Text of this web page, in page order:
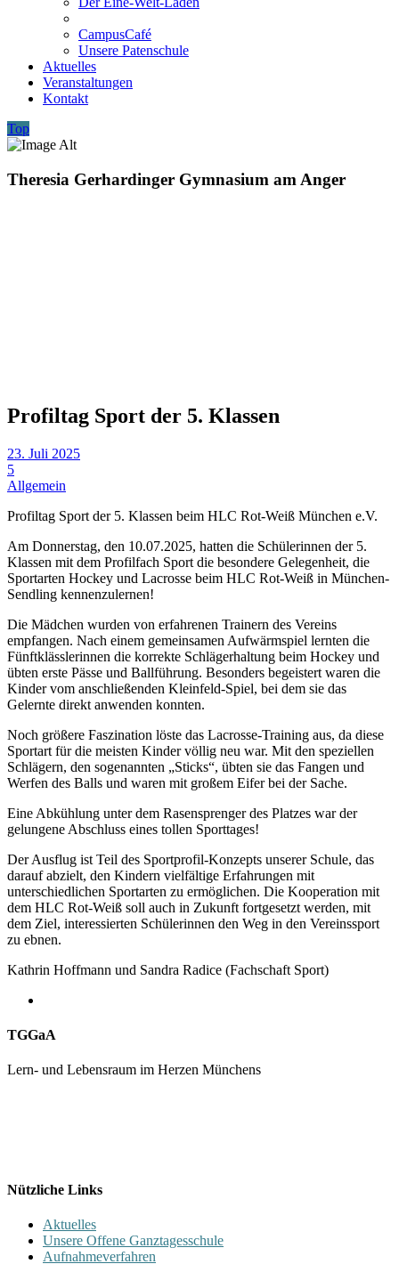
CampusCafé
Unsere Patenschule
Aktuelles
Veranstaltungen
Kontakt
Top
Theresia Gerhardinger Gymnasium am Anger
Profiltag Sport der 5. Klassen
23. Juli 2025
5
Allgemein
Profiltag Sport der 5. Klassen beim HLC Rot-Weiß München e.V.
Am Donnerstag, den 10.07.2025, hatten die Schülerinnen der 5.
Klassen mit dem Profilfach Sport die besondere Gelegenheit, die
Sportarten Hockey und Lacrosse beim HLC Rot-Weiß in München-
Sendling kennenzulernen!
Die Mädchen wurden von erfahrenen Trainern des Vereins
empfangen. Nach einem gemeinsamen Aufwärmspiel lernten die
Fünftklässlerinnen die korrekte Schlägerhaltung beim Hockey und
übten erste Pässe und Ballführung. Besonders begeistert waren die
Kinder vom anschließenden Kleinfeld-Spiel, bei dem sie das
Gelernte direkt anwenden konnten.
Noch größere Faszination löste das Lacrosse-Training aus, da diese
Sportart für die meisten Kinder völlig neu war. Mit den speziellen
Schlägern, den sogenannten „Sticks“, übten sie das Fangen und
Werfen des Balls und waren mit großem Eifer bei der Sache.
Eine Abkühlung unter dem Rasensprenger des Platzes war der
gelungene Abschluss eines tollen Sporttages!
Der Ausflug ist Teil des Sportprofil-Konzepts unserer Schule, das
darauf abzielt, den Kindern vielfältige Erfahrungen mit
unterschiedlichen Sportarten zu ermöglichen. Die Kooperation mit
dem HLC Rot-Weiß soll auch in Zukunft fortgesetzt werden, mit
dem Ziel, interessierten Schülerinnen den Weg in den Vereinssport
zu ebnen.
Kathrin Hoffmann und Sandra Radice (Fachschaft Sport)
TGGaA
Lern- und Lebensraum im Herzen Münchens
Nützliche Links
Aktuelles
Unsere Offene Ganztagesschule
Aufnahmeverfahren